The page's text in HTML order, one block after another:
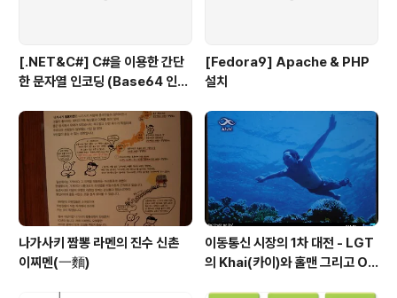
[.NET&C#] C#을 이용한 간단
한 문자열 인코딩 (Base64 인코
[Fedora9] Apache & PHP
설치
나가사키 짬뽕 라멘의 진수 신촌
이찌멘(一麵)
이동통신 시장의 1차 대전 - LGT
의 Khai(카이)와 홀맨 그리고 OZ